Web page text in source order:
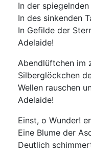
In der spiegelnden
In des sinkenden
In Gefilde der
Adelaide!
Abendlüftchen im
Silberglöckchen
Wellen rauschen
Adelaide!
Einst, o Wunder!
Eine Blume der
Deutlich